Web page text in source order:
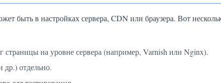
быть в настройках сервера, CDN или браузера. Вот
страницы на уровне сервера (например, Varnish или Nginx).
отдельно.